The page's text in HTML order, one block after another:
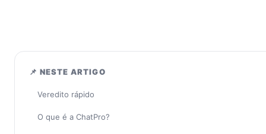
📌 NESTE ARTIGO
Veredito rápido
O que é a ChatPro?